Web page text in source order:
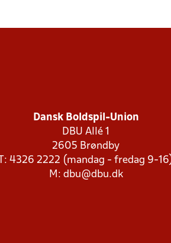
Dansk Boldspil-Union
DBU Allé 1
2605 Brøndby
T: 4326 2222 (mandag - fredag 9-
M: dbu@dbu.dk